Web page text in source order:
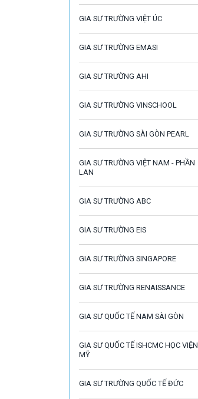
GIA SƯ TRƯỜNG VIỆT ÚC
GIA SƯ TRƯỜNG EMASI
GIA SƯ TRƯỜNG AHI
GIA SƯ TRƯỜNG VINSCHOOL
GIA SƯ TRƯỜNG SÀI GÒN PEARL
GIA SƯ TRƯỜNG VIỆT NAM - PHẦN
LAN
GIA SƯ TRƯỜNG ABC
GIA SƯ TRƯỜNG EIS
GIA SƯ TRƯỜNG SINGAPORE
GIA SƯ TRƯỜNG RENAISSANCE
GIA SƯ QUỐC TẾ NAM SÀI GÒN
GIA SƯ QUỐC TẾ ISHCMC HỌC VIỆN
MỸ
GIA SƯ TRƯỜNG QUỐC TẾ ĐỨC